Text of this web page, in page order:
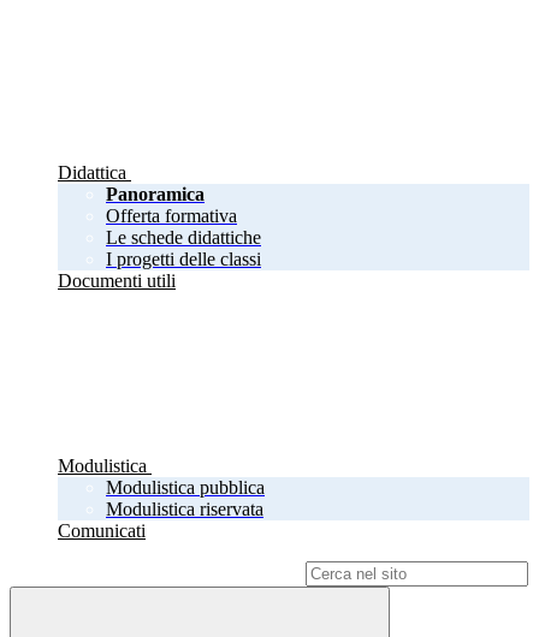
Didattica
Panoramica
Offerta formativa
Le schede didattiche
I progetti delle classi
Documenti utili
Modulistica
Modulistica pubblica
Modulistica riservata
Comunicati